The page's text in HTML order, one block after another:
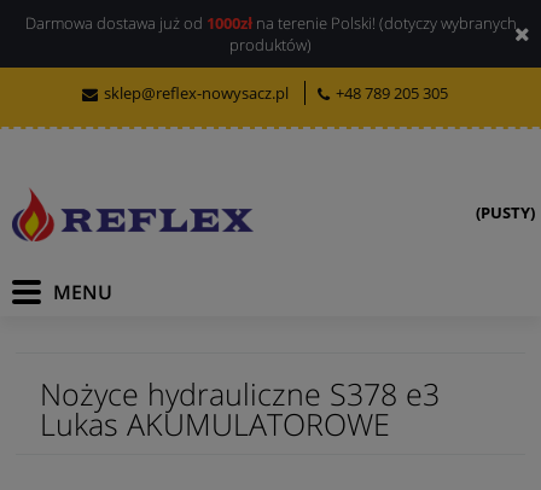
Darmowa dostawa już od 1000złna terenie Polski! (dotyczy wybranych
produktów)
sklep@reflex-nowysacz.pl +48 789 205 305
(PUSTY)
Nożyce hydrauliczne S378 e3
Lukas AKUMULATOROWE